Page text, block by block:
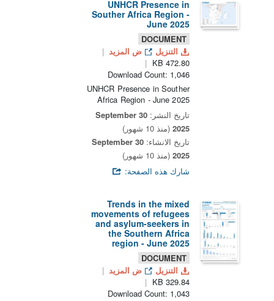
UNHCR Presence in
Souther Africa Region -
June 2025
DOCUMENT
التنزيل
ض المزيد
472.80 KB
Download Count: 1,046
UNHCR Presence in Souther
Africa Region - June 2025
تاريخ النشر:
30 September
2025 (منذ 10 شهور)
تاريخ الانشاء:
30 September
2025 (منذ 10 شهور)
شارك هذه الصفحة:
Trends in the mixed
movements of refugees
and asylum-seekers in
the Southern Africa
region - June 2025
DOCUMENT
التنزيل
ض المزيد
329.84 KB
Download Count: 1,043